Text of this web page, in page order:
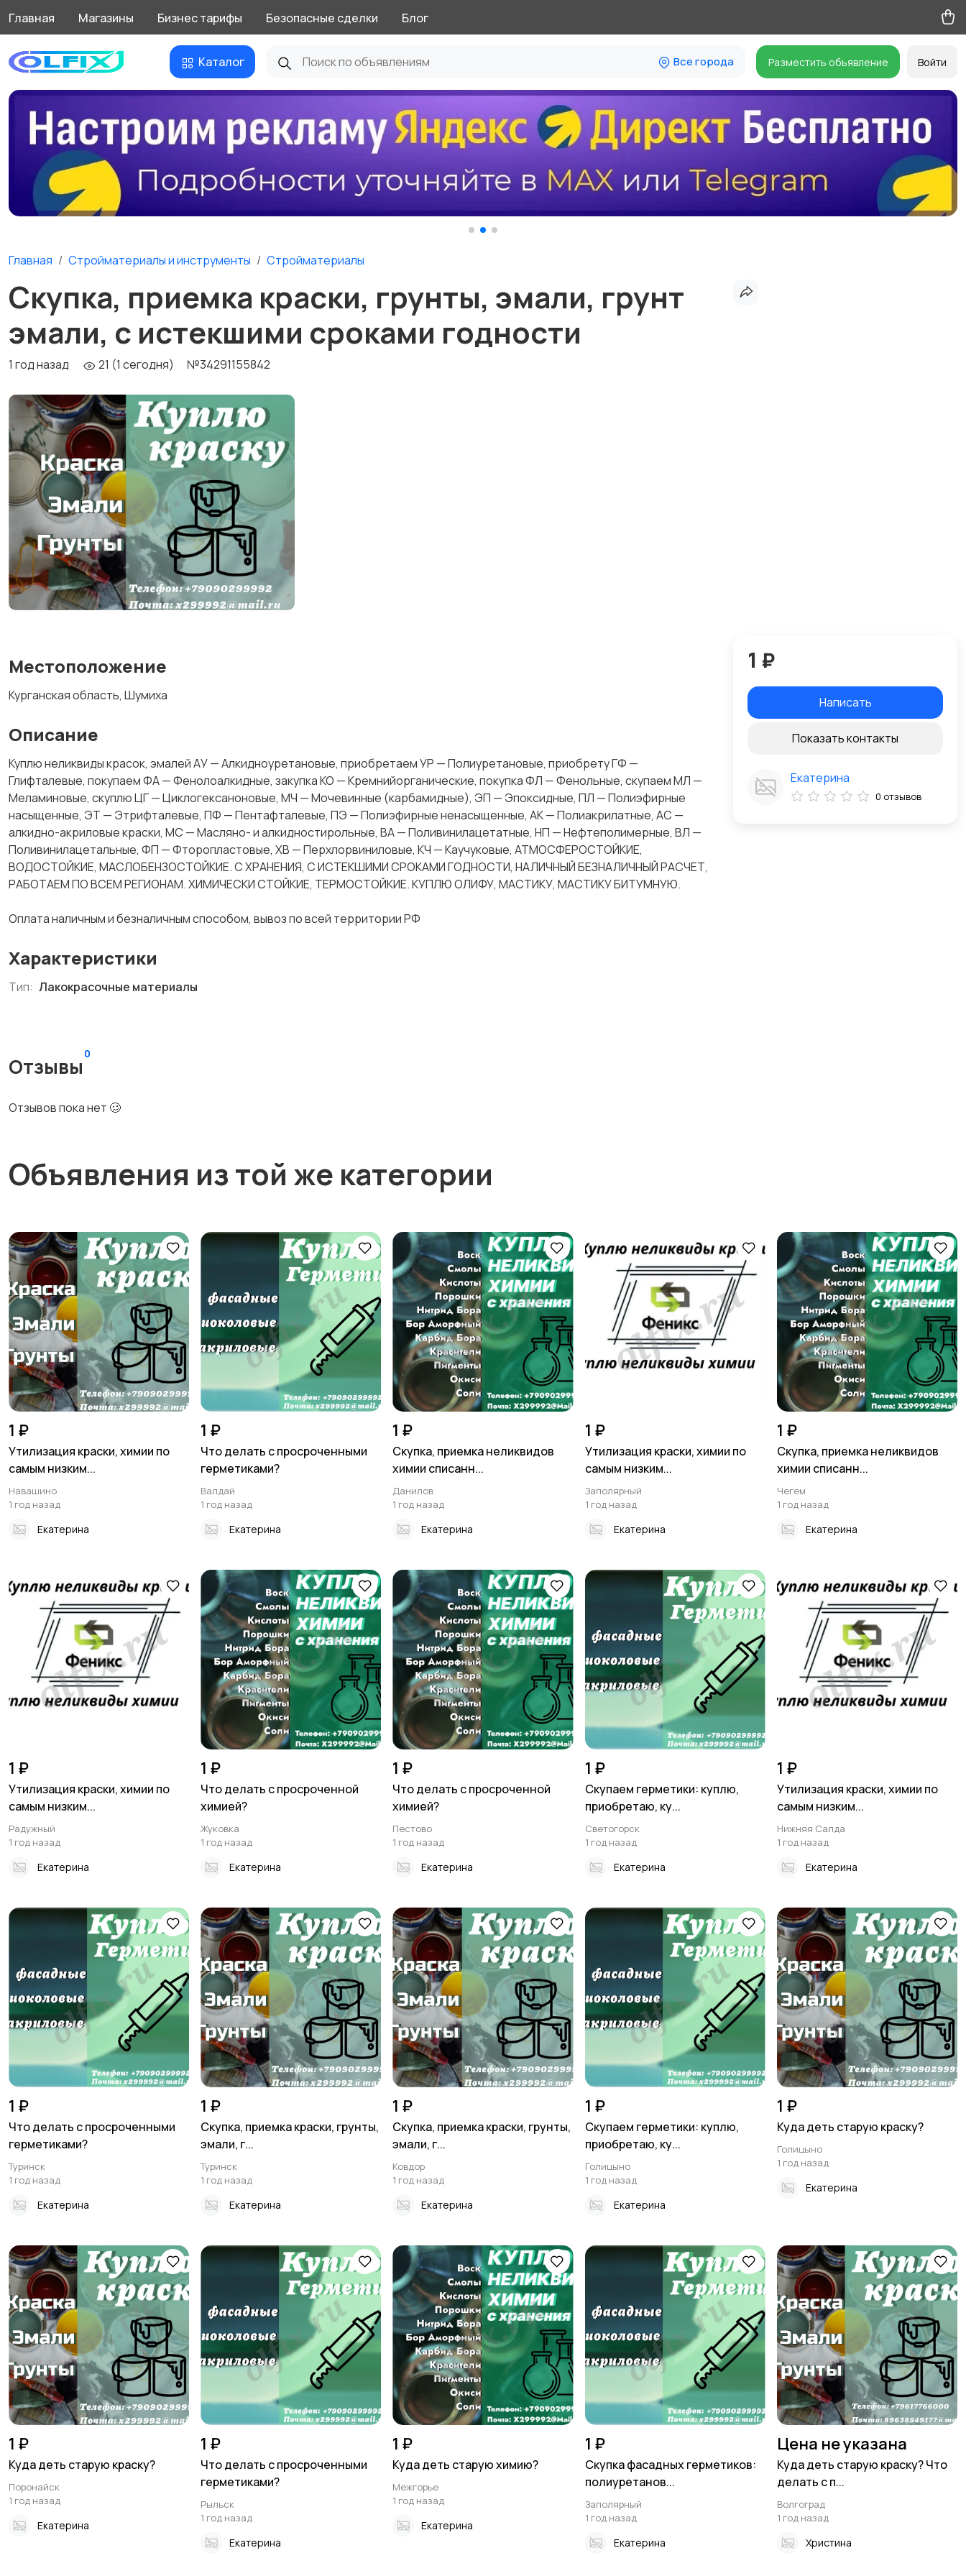
Главная Магазины Бизнес тарифы Безопасные сделки Блог
Каталог Все города Разместить объявление Войти
Главная Стройматериалы и инструменты Стройматериалы
Скупка, приемка краски, грунты, эмали, грунт
эмали, с истекшими сроками годности
1 год назад 21 (1 сегодня) №34291155842
Местоположение
Курганская область, Шумиха
Описание
Куплю неликвиды красок, эмалей АУ — Алкидноуретановые, приобретаем УР — Полиуретановые, приобрету ГФ —
Глифталевые, покупаем ФА — Фенолоалкидные, закупка КО — Кремнийорганические, покупка ФЛ — Фенольные, скупаем МЛ —
Меламиновые, скуплю ЦГ — Циклогексаноновые, МЧ — Мочевинные (карбамидные), ЭП — Эпоксидные, ПЛ — Полиэфирные
насыщенные, ЭТ — Этрифталевые, ПФ — Пентафталевые, ПЭ — Полиэфирные ненасыщенные, АК — Полиакрилатные, АС —
алкидно-акриловые краски, МС — Масляно- и алкидностирольные, ВА — Поливинилацетатные, НП — Нефтеполимерные, ВЛ —
Поливинилацетальные, ФП — Фторопластовые, ХВ — Перхлорвиниловые, КЧ — Каучуковые, АТМОСФЕРОСТОЙКИЕ,
ВОДОСТОЙКИЕ, МАСЛОБЕНЗОСТОЙКИЕ. С ХРАНЕНИЯ, С ИСТЕКШИМИ СРОКАМИ ГОДНОСТИ, НАЛИЧНЫЙ БЕЗНАЛИЧНЫЙ РАСЧЕТ,
РАБОТАЕМ ПО ВСЕМ РЕГИОНАМ. ХИМИЧЕСКИ СТОЙКИЕ, ТЕРМОСТОЙКИЕ. КУПЛЮ ОЛИФУ, МАСТИКУ, МАСТИКУ БИТУМНУЮ.
Оплата наличным и безналичным способом, вывоз по всей территории РФ
Характеристики
Тип: Лакокрасочные материалы
Отзывы
0
Отзывов пока нет 🥴
1 ₽
Написать
Показать контакты
Екатерина
0 отзывов
Объявления из той же категории
1 ₽
Утилизация краски, химии по
самым низким...
Навашино
1 год назад
Екатерина
1 ₽
Что делать с просроченными
герметиками?
Валдай
1 год назад
Екатерина
1 ₽
Скупка, приемка неликвидов
химии списанн...
Данилов
1 год назад
Екатерина
1 ₽
Утилизация краски, химии по
самым низким...
Заполярный
1 год назад
Екатерина
1 ₽
Скупка, приемка неликвидов
химии списанн...
Чегем
1 год назад
Екатерина
1 ₽
Утилизация краски, химии по
самым низким...
Радужный
1 год назад
Екатерина
1 ₽
Что делать с просроченной
химией?
Жуковка
1 год назад
Екатерина
1 ₽
Что делать с просроченной
химией?
Пестово
1 год назад
Екатерина
1 ₽
Скупаем герметики: куплю,
приобретаю, ку...
Светогорск
1 год назад
Екатерина
1 ₽
Утилизация краски, химии по
самым низким...
Нижняя Салда
1 год назад
Екатерина
1 ₽
Что делать с просроченными
герметиками?
Туринск
1 год назад
Екатерина
1 ₽
Скупка, приемка краски, грунты,
эмали, г...
Туринск
1 год назад
Екатерина
1 ₽
Скупка, приемка краски, грунты,
эмали, г...
Ковдор
1 год назад
Екатерина
1 ₽
Скупаем герметики: куплю,
приобретаю, ку...
Голицыно
1 год назад
Екатерина
1 ₽
Куда деть старую краску?
Голицыно
1 год назад
Екатерина
1 ₽
Куда деть старую краску?
Поронайск
1 год назад
Екатерина
1 ₽
Что делать с просроченными
герметиками?
Рыльск
1 год назад
Екатерина
1 ₽
Куда деть старую химию?
Межгорье
1 год назад
Екатерина
1 ₽
Скупка фасадных герметиков:
полиуретанов...
Заполярный
1 год назад
Екатерина
Цена не указана
Куда деть старую краску? Что
делать с п...
Волгоград
1 год назад
Христина